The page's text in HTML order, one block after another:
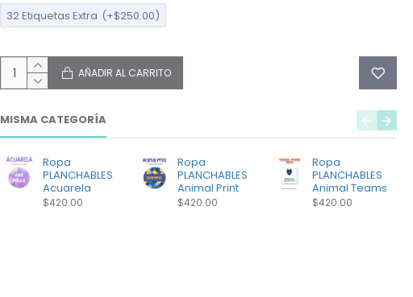
32 Etiquetas Extra (+$250.00)
AÑADIR AL CARRITO
MISMA CATEGORÍA
Ropa
PLANCHABLES
Acuarela
$420.00
Ropa
PLANCHABLES
Animal Print
$420.00
Ropa
PLANCHABLES
Animal Teams
$420.00